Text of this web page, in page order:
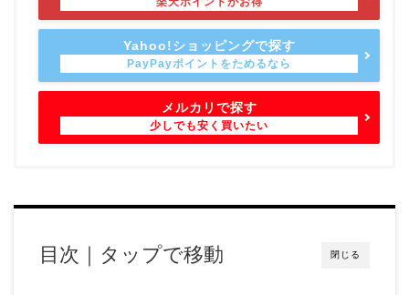
Yahoo!ショッピングで探す
メルカリで探す
閉じる
目次｜タップで移動